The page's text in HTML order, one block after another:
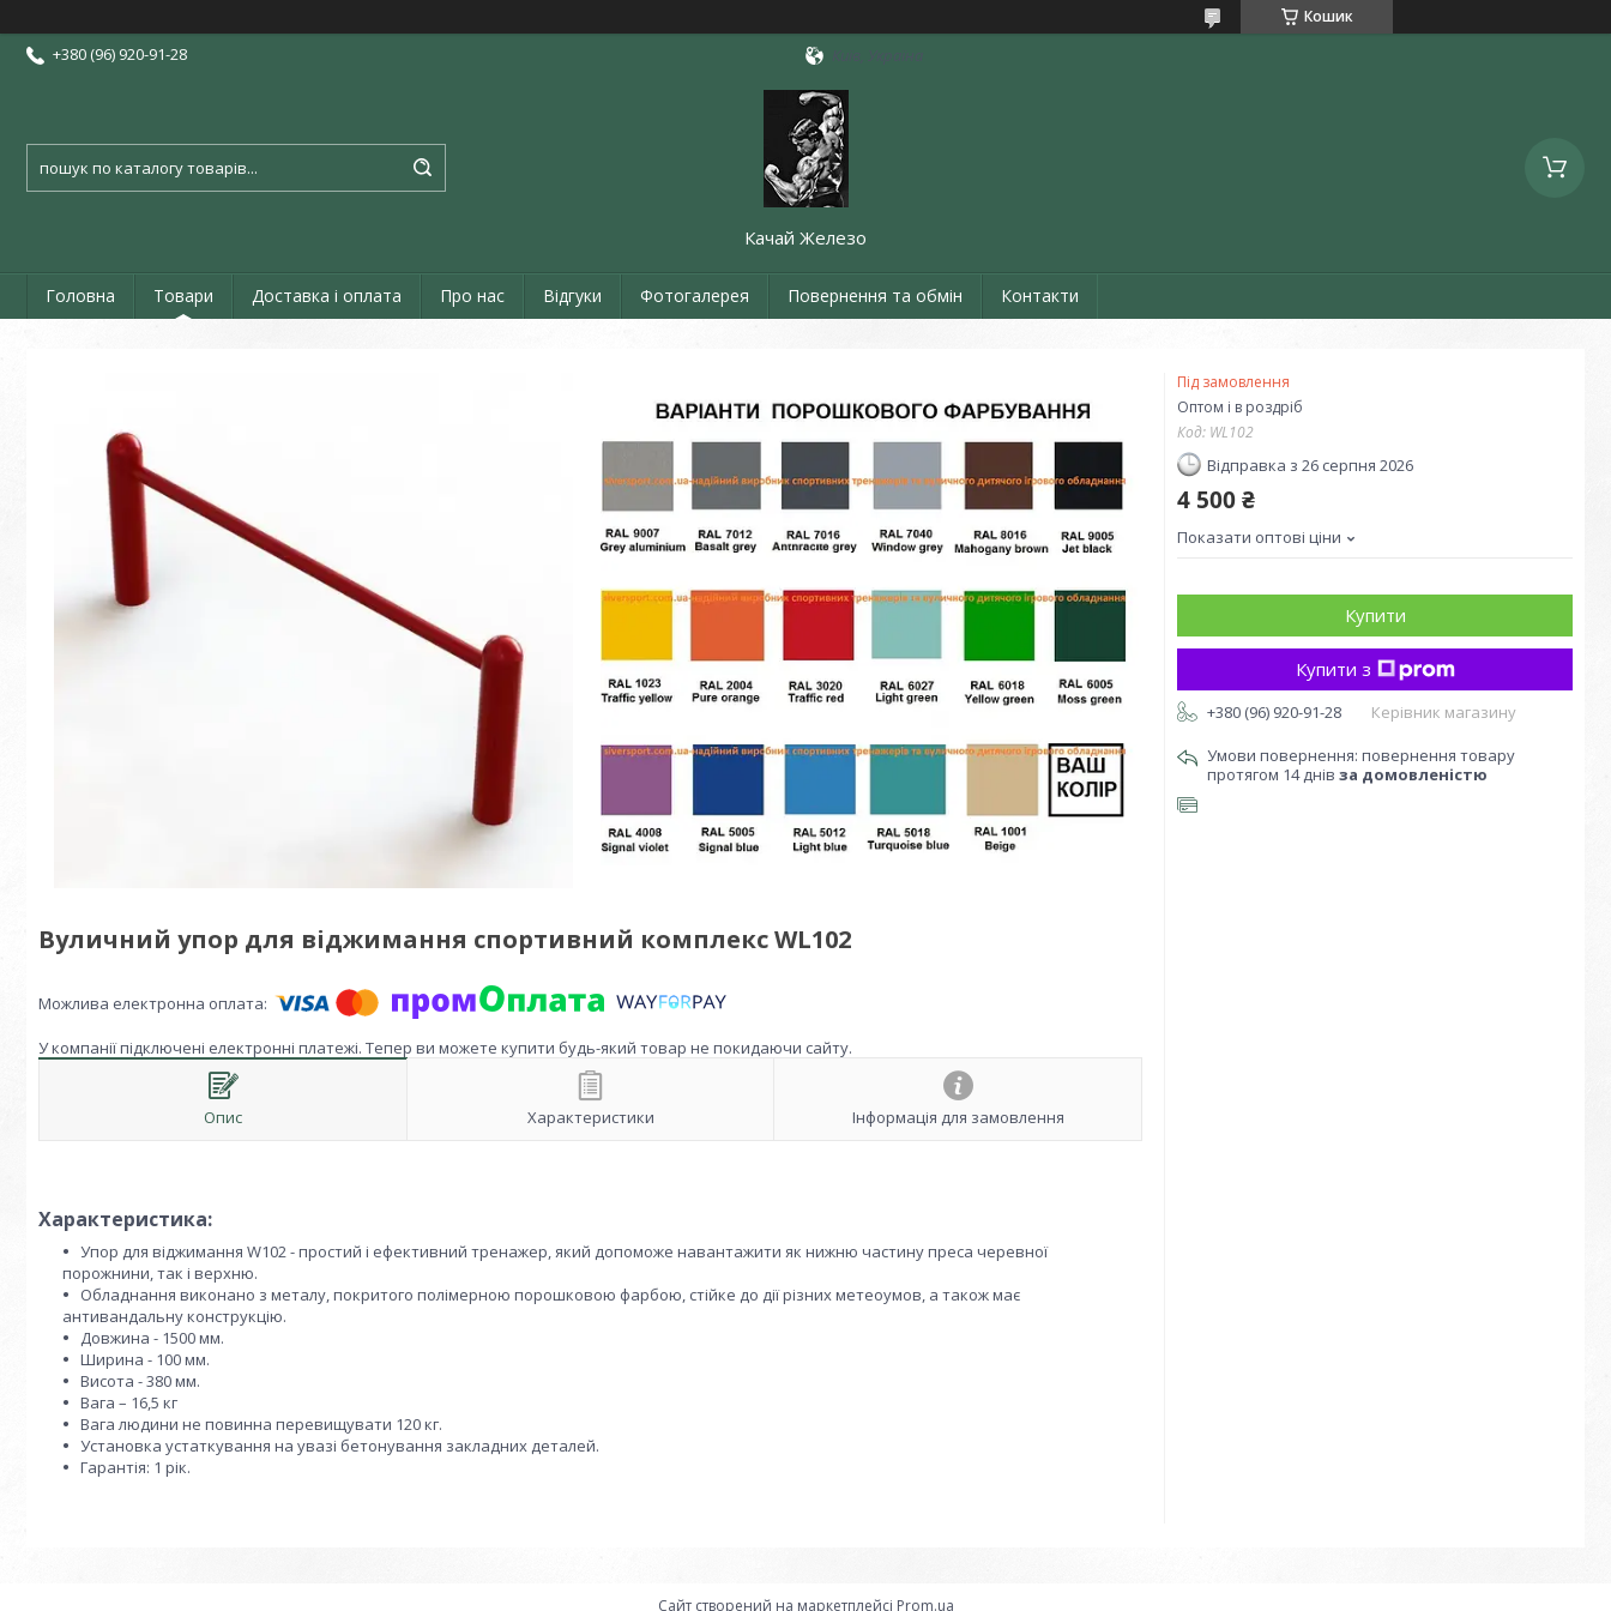
Кошик
+380 (96) 920-91-28
Качай Железо
Головна Товари Доставка і оплата Про нас Відгуки Фотогалерея Повернення та обмін Контакти
Вуличний упор для віджимання спортивний комплекс WL102
У компанії підключені електронні платежі. Тепер ви можете купити будь-який товар не покидаючи сайту.
Опис Характеристики Інформація для замовлення
Характеристика:
Упор для віджимання W102 - простий і ефективний тренажер, який допоможе навантажити як нижню частину преса черевної
порожнини, так і верхню.
Обладнання виконано з металу, покритого полімерною порошковою фарбою, стійке до дії різних метеоумов, а також має
антивандальну конструкцію.
Довжина - 1500 мм.
Ширина - 100 мм.
Висота - 380 мм.
Вага – 16,5 кг
Вага людини не повинна перевищувати 120 кг.
Установка устаткування на увазі бетонування закладних деталей.
Гарантія: 1 рік.
Під замовлення
Оптом і в роздріб
Код: WL102
Відправка з 26 серпня 2026
4 500 ₴
Показати оптові ціни
Купити
Купити з
+380 (96) 920-91-28
Керівник магазину
повернення товару
протягом 14 днів за домовленістю
Сайт створений на маркетплейсі Prom.ua